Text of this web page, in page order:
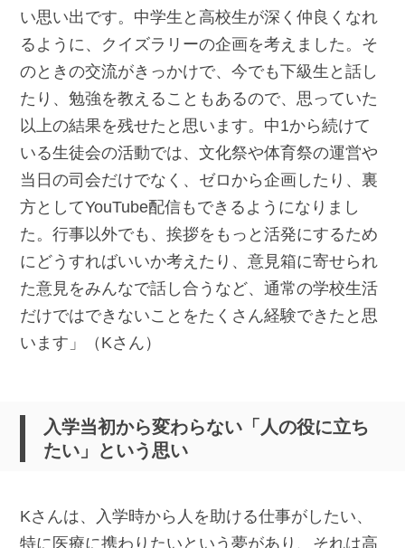
い思い出です。中学生と高校生が深く仲良くなれ
るように、クイズラリーの企画を考えました。そ
のときの交流がきっかけで、今でも下級生と話し
たり、勉強を教えることもあるので、思っていた
以上の結果を残せたと思います。中1から続けて
いる生徒会の活動では、文化祭や体育祭の運営や
当日の司会だけでなく、ゼロから企画したり、裏
方としてYouTube配信もできるようになりまし
た。行事以外でも、挨拶をもっと活発にするため
にどうすればいいか考えたり、意見箱に寄せられ
た意見をみんなで話し合うなど、通常の学校生活
だけではできないことをたくさん経験できたと思
います」（Kさん）
入学当初から変わらない「人の役に立ち
たい」という思い
Kさんは、入学時から人を助ける仕事がしたい、
特に医療に携わりたいという夢があり、それは高